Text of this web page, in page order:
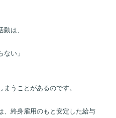
は、
ない」
うことがあるのです。
、終身雇用のもと安定した給与